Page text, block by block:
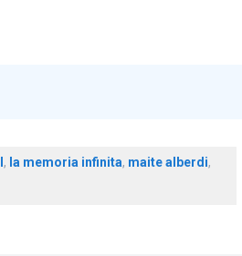
, la memoria infinita, maite alberdi,